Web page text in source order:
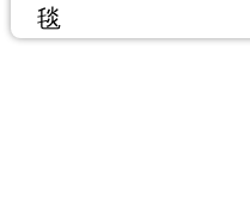
毯